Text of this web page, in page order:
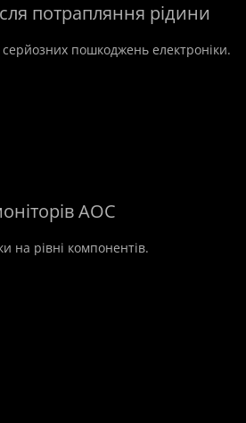
Дистанційна установка
350 грн.
потрапляння рідини
пошкоджень електроніки.
AOC
на рівні компонентів.